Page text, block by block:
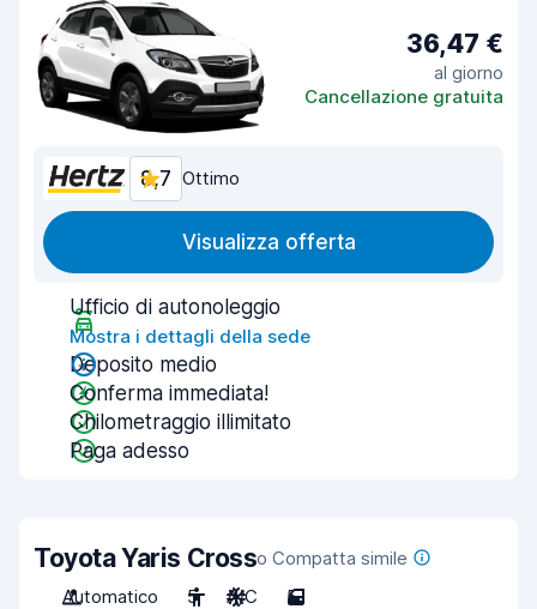
36,47 €
al giorno
Cancellazione gratuita
8,7 Ottimo
Visualizza offerta
Ufficio di autonoleggio
Mostra i dettagli della sede
Deposito medio
Conferma immediata!
Chilometraggio illimitato
Paga adesso
Toyota Yaris Crosso Compatta simile
Automatico
5 A/C 5